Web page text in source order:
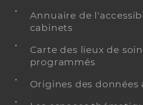
Annuaire de
cabinets
Carte des lieux de
programmés
Origines des données